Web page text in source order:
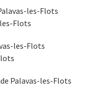
les-Flots
Flots
les-Flots
Palavas-les-Flots